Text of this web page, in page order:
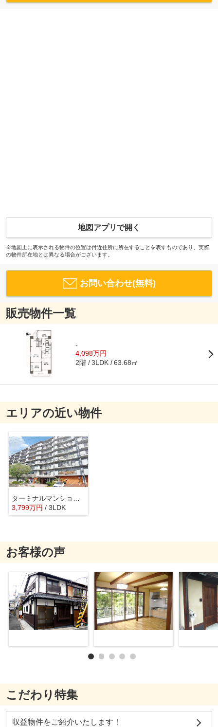
地図アプリで開く
※地図上に表示される物件の位置は付近住所に所在することを表すものであり、実際
の物件所在地とは異なる場合がございます。
お問い合わせ(無料)
販売物件一覧
-
4,098万円
2階 3LDK 63.68㎡
エリアの近い物件
3,799万円 / 3LDK
お客様の声
こだわり特集
収益物件をご紹介いたします！